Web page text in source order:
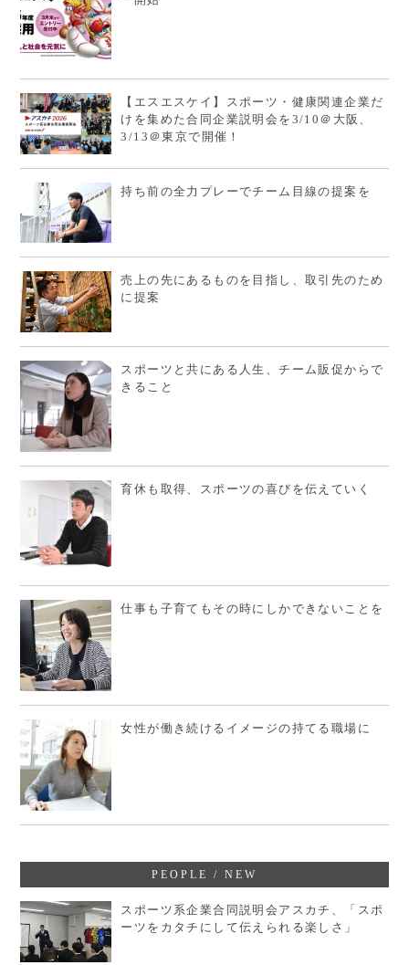
【エスエスケイ】スポーツ・健康関連企業だ
けを集めた合同企業説明会を3/10＠大阪、
3/13＠東京で開催！
持ち前の全力プレーでチーム目線の提案を
売上の先にあるものを目指し、取引先のため
に提案
スポーツと共にある人生、チーム販促からで
きること
育休も取得、スポーツの喜びを伝えていく
仕事も子育てもその時にしかできないことを
女性が働き続けるイメージの持てる職場に
PEOPLE / NEW
スポーツ系企業合同説明会アスカチ、「スポ
ーツをカタチにして伝えられる楽しさ」